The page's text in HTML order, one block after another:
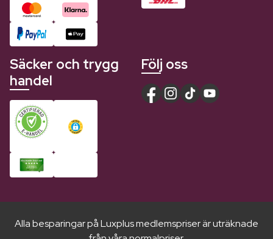
Säcker och trygg
handel
Följ oss
Alla besparingar på Luxplus medlemspriser är uträknade